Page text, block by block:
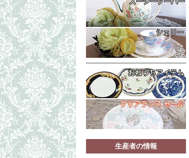
生産者の情報